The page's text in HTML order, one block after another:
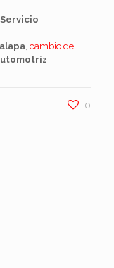
Servicio
, cambio de
0